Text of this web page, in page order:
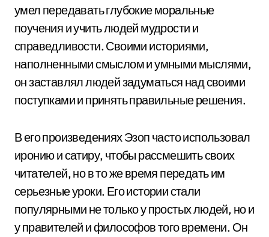
умел передавать глубокие моральные
поучения и учить людей мудрости и
справедливости. Своими историями,
наполненными смыслом и умными мыслями,
он заставлял людей задуматься над своими
поступками и принять правильные решения.
В его произведениях Эзоп часто использовал
иронию и сатиру, чтобы рассмешить своих
читателей, но в то же время передать им
серьезные уроки. Его истории стали
популярными не только у простых людей, но и
у правителей и философов того времени. Он